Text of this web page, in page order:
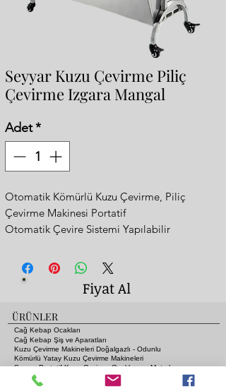
Seyyar Kuzu Çevirme Piliç
Çevirme Izgara Mangal
Adet*
Otomatik Kömürlü Kuzu Çevirme, Piliç
Çevirme Makinesi Portatif
Otomatik Çevire Sistemi Yapılabilir
Ölçü: 125x50xh:120 cm
Ağırlık : 180 kg
Tekerlekli
Yükseklik ayarı ateşe eti yakınlaştırıp
uzaklaştırabilirsiniz
Damlayan yağlardan alev almaması için
mangal içinde özel tasarım
Fiyat Al
ÜRÜNLER
Cağ Kebap Ocakları
Cağ Kebap Şiş ve Aparatları
Kuzu Çevirme Makineleri Doğalgazlı - Odunlu
Kömürlü Yatay Kuzu Çevirme Makineleri
Seyyar Portatif Kuzu Çevirme Ocakları ve Motorları
Gazlı ve Lav Taşlı Piliç Çevirme Ocakları
Fanlı Isıtıcı Sobalara Odun - Kömür - Gaz - Elektrik